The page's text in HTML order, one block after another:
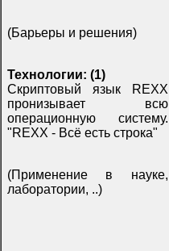
(Барьеры и решения)
Технологии: (1)
Скриптовый язык REXX
пронизывает всю
операционную систему.
"REXX - Всё есть строка"
(Применение в науке,
лаборатории, ..)